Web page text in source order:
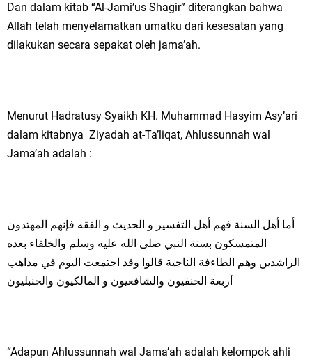
Dan dalam kitab “Al-Jami’us Shagir” diterangkan bahwa
Allah telah menyelamatkan umatku dari kesesatan yang
dilakukan secara sepakat oleh jama’ah.
Menurut Hadratusy Syaikh KH. Muhammad Hasyim Asy’ari
dalam kitabnya Ziyadah at-Ta’liqat, Ahlussunnah wal
Jama’ah adalah :
أما أهل السنة فهم أهل التفسير و الحديث و الفقه فإنهم المهتدون
المتمسكون بسنة النبي صلى الله عليه وسلم والخلفاء بعده
الراشدين وهم الطاءفة الناجية قالوا وقد اجتمعت اليوم في مذاهب
أربعة الحنفيون والشافعيون و المالكيون والحنبليون
“Adapun Ahlussunnah wal Jama’ah adalah kelompok ahli